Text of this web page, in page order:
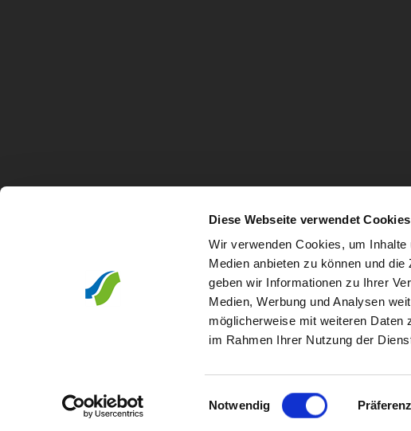
Diese Webseite verwendet Cookies
Wir verwenden Cookies, um
Medien anbieten zu können und
geben wir Informationen zu Ihrer
Medien, Werbung und Analysen
möglicherweise mit weiteren Daten
im Rahmen Ihrer Nutzung der
Einwilligungsauswahl
Notwendig